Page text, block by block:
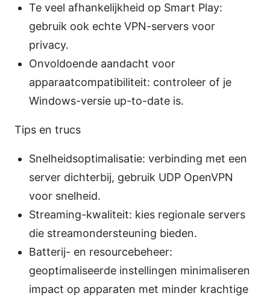
Te veel afhankelijkheid op Smart Play:
gebruik ook echte VPN-servers voor
privacy.
Onvoldoende aandacht voor
apparaatcompatibiliteit: controleer of je
Windows-versie up-to-date is.
Tips en trucs
Snelheidsoptimalisatie: verbinding met een
server dichterbij, gebruik UDP OpenVPN
voor snelheid.
Streaming-kwaliteit: kies regionale servers
die streamondersteuning bieden.
Batterij- en resourcebeheer:
geoptimaliseerde instellingen minimaliseren
impact op apparaten met minder krachtige